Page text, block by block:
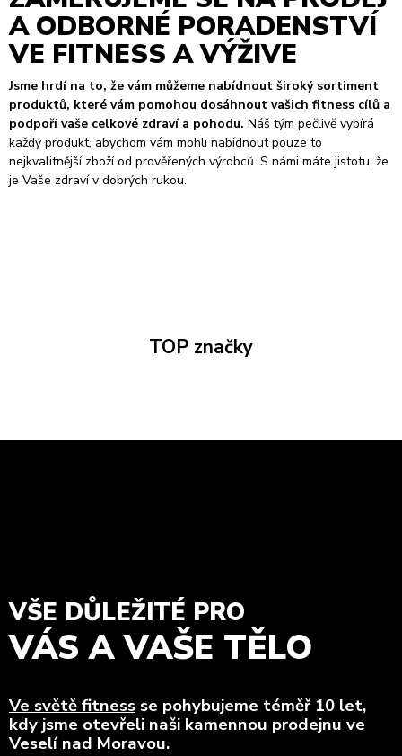
A ODBORNÉ PORADENSTVÍ
VE FITNESS A VÝŽIVE
Jsme hrdí na to, že vám můžeme nabídnout široký sortiment
produktů, které vám pomohou dosáhnout vašich fitness cílů a
podpoří vaše celkové zdraví a pohodu. Náš tým pečlivě vybírá
každý produkt, abychom vám mohli nabídnout pouze to
nejkvalitnější zboží od prověřených výrobců. S námi máte jistotu, že
je Vaše zdraví v dobrých rukou.
TOP značky
VŠE DŮLEŽITÉ PRO
VÁS A VAŠE TĚLO
Ve světě fitness se pohybujeme téměř 10 let,
kdy jsme otevřeli naši kamennou prodejnu ve
Veselí nad Moravou.